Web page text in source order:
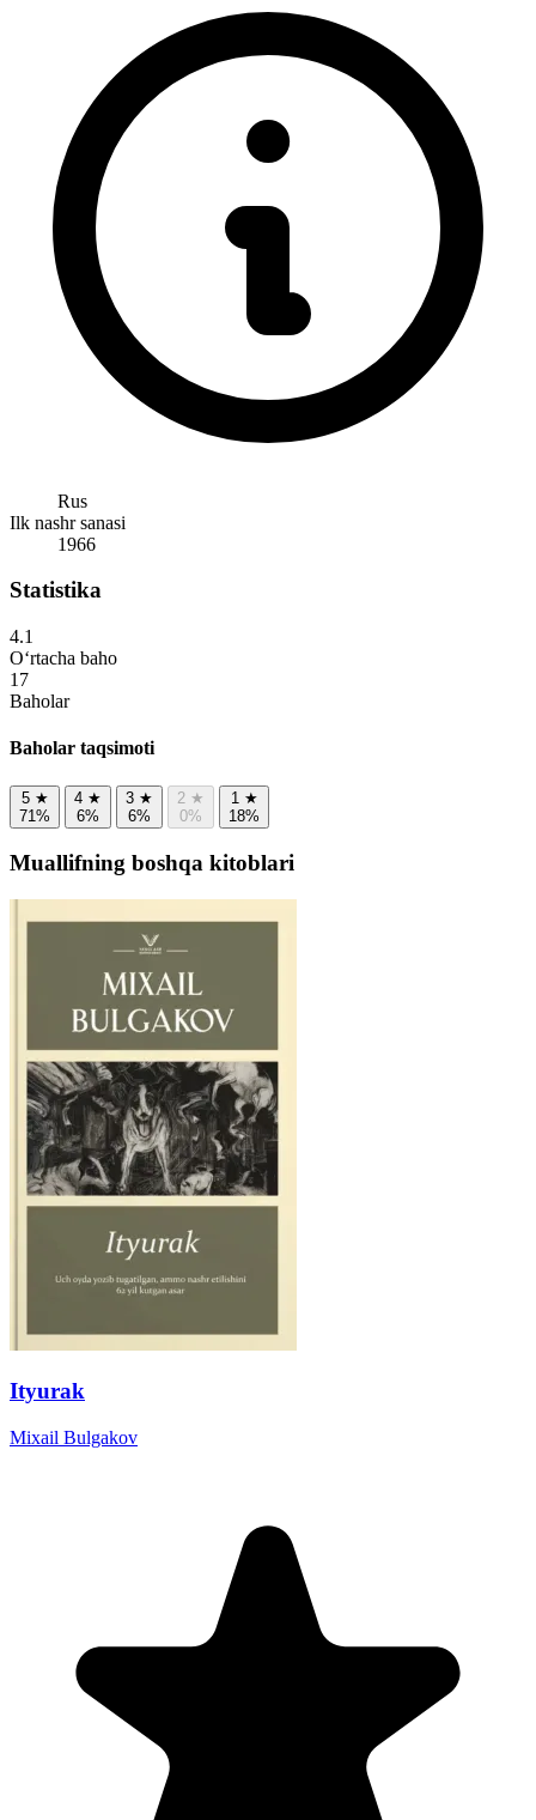
Rus
Ilk nashr sanasi
1966
Statistika
4.1
O‘rtacha baho
17
Baholar
Baholar taqsimoti
5 ★
71%
4 ★
6%
3 ★
6%
2 ★
0%
1 ★
18%
Muallifning boshqa kitoblari
Ityurak
Mixail Bulgakov